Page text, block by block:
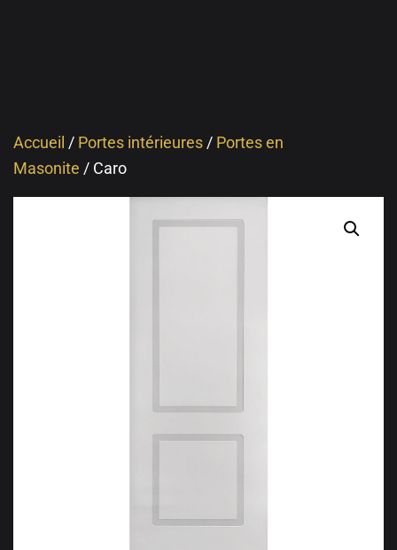
Accueil / Portes intérieures / Portes en
Masonite / Caro